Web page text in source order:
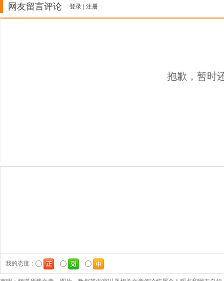
网友留言评论 登录 注册
抱歉，暂时
我的态度：